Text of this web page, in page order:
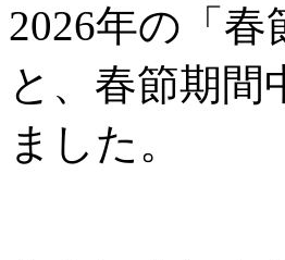
2026年の「
と、春節期間
ました。